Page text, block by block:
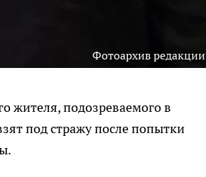
Фотоархив редакции
жителя, подозреваемого в
под стражу после попытки